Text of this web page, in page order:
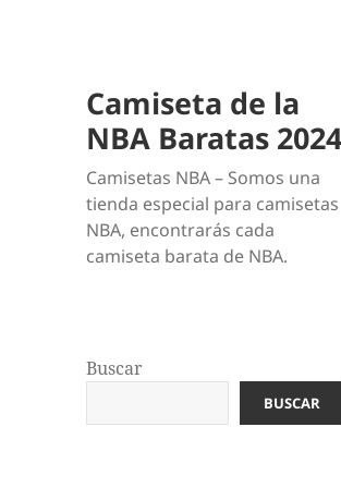
Camiseta de la
NBA Baratas 2024
Camisetas NBA – Somos una
tienda especial para camisetas
NBA, encontrarás cada
camiseta barata de NBA.
Buscar
BUSCAR